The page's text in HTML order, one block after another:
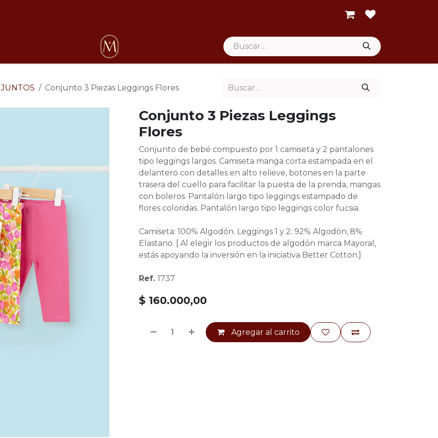
Conjunto 3 Piezas Leggings Flores
Conjunto 3 Piezas Leggings
Flores
Conjunto de bebé compuesto por 1 camiseta y 2 pantalones
tipo leggings largos. Camiseta manga corta estampada en el
delantero con detalles en alto relieve, botones en la parte
trasera del cuello para facilitar la puesta de la prenda, mangas
con boleros. Pantalón largo tipo leggings estampado de
flores coloridas. Pantalón largo tipo leggings color fucsia.
Camiseta: 100% Algodón. Leggings 1 y 2: 92% Algodón, 8%
Elastano. [ Al elegir los productos de algodón marca Mayoral,
estás apoyando la inversión en la iniciativa Better Cotton.]
Ref. 1737
$ 160.000,00
Agregar al carrito